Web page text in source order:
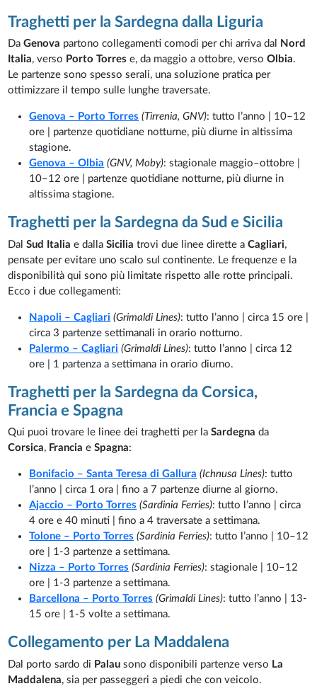
Traghetti per la Sardegna dalla Liguria
DaGenova partono collegamenti comodi per chi arriva dal
Nord
Italia, verso Porto Torres e, da maggio a ottobre, versoOlbia.
Le partenze sono spesso serali, una soluzione pratica per
ottimizzare il tempo sulle lunghe traversate.
Genova – Porto Torres (Tirrenia, GNV): tutto l’anno | 10–12
ore | partenze quotidiane notturne, più diurne in altissima
stagione.
Genova – Olbia (GNV, Moby): stagionale maggio–ottobre |
10–12 ore | partenze quotidiane notturne, più diurne in
altissima stagione.
Traghetti per la Sardegna da Sud e Sicilia
DalSud Italia e dallaSicilia trovi due linee dirette aCagliari,
pensate per evitare uno scalo sul continente. Le frequenze e la
disponibilità qui sono più limitate rispetto alle rotte principali.
Ecco i due collegamenti:
Napoli – Cagliari (Grimaldi Lines): tutto l’anno | circa 15 ore |
circa 3 partenze settimanali in orario notturno.
Palermo – Cagliari (Grimaldi Lines): tutto l’anno | circa 12
ore | 1 partenza a settimana in orario diurno.
Traghetti per la Sardegna da Corsica,
Francia e Spagna
Qui puoi trovare le linee dei traghetti per laSardegna da
Corsica, Francia eSpagna:
Bonifacio – Santa Teresa di Gallura (Ichnusa Lines): tutto
l’anno | circa 1 ora | fino a 7 partenze diurne al giorno.
Ajaccio – Porto Torres (Sardinia Ferries): tutto l’anno | circa
4 ore e 40 minuti | fino a 4 traversate a settimana.
Tolone – Porto Torres (Sardinia Ferries): tutto l’anno | 10–12
ore | 1-3 partenze a settimana.
Nizza – Porto Torres (Sardinia Ferries): stagionale | 10–12
ore | 1-3 partenze a settimana.
Barcellona – Porto Torres (Grimaldi Lines): tutto l’anno | 13-
15 ore | 1-5 volte a settimana.
Collegamento per La Maddalena
Dal porto sardo di Palau sono disponibili partenze verso La
Maddalena, sia per passeggeri a piedi che con veicolo.